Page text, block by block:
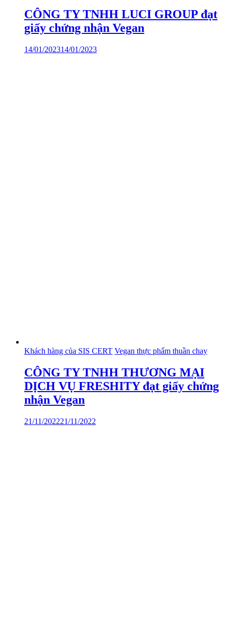
CÔNG TY TNHH LUCI GROUP đạt
giấy chứng nhận Vegan
14/01/202314/01/2023
Khách hàng của SIS CERT Vegan thực phẩm thuần chay
CÔNG TY TNHH THƯƠNG MẠI
DỊCH VỤ FRESHITY đạt giấy chứng
nhận Vegan
21/11/202221/11/2022